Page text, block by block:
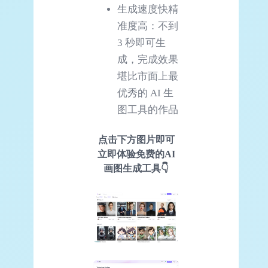
生成速度快精
准度高：不到
3 秒即可生
成，完成效果
堪比市面上最
优秀的 AI 生
图工具的作品
点击下方图片即可
立即体验免费的AI
画图生成工具👇